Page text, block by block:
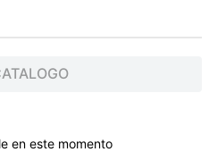
en este momento